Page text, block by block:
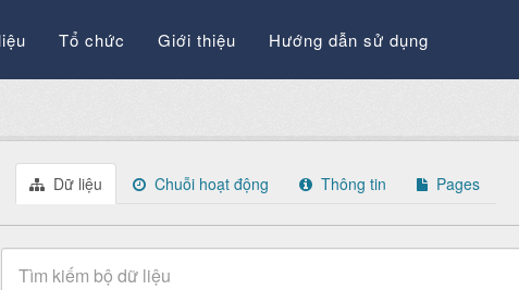
Tổ chức Giới thiệu Hướng dẫn sử dụng
Dữ liệu Chuỗi hoạt động Thông tin Pages